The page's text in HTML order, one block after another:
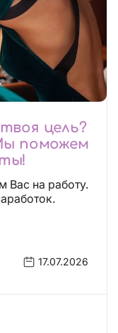
цель?
поможем
мечты!
17.07.2026